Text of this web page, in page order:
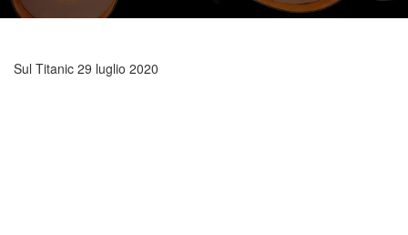
Sul Titanic 29 luglio 2020